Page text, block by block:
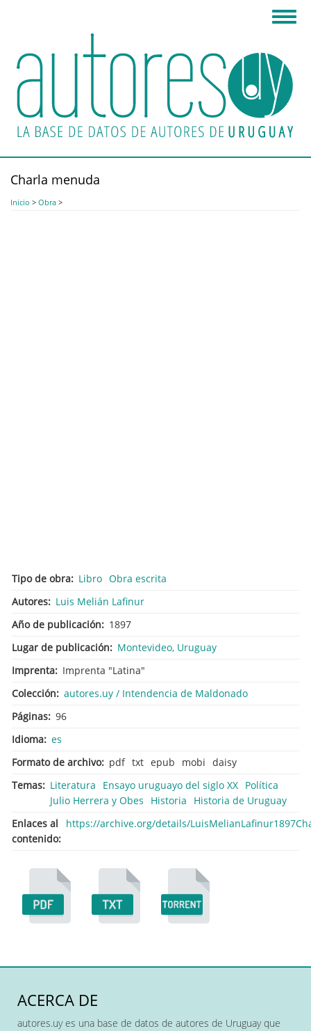
principal
Charla menuda
Inicio > Obra >
Tipo de obra Libro Obra escrita
Autores
Luis Melián Lafinur
Año de publicación
1897
Lugar de publicación
Montevideo, Uruguay
Imprenta
Imprenta "Latina"
Colección
autores.uy / Intendencia de Maldonado
Páginas 96
Idioma es
Formato de archivo
pdf txt epub mobi daisy
Temas
Literatura Ensayo uruguayo del siglo XX Política
Julio Herrera y Obes
Historia
Historia de Uruguay
Enlaces al
contenido
https://archive.org/details/
ACERCA DE
autores.uy es una base de datos de autores de Uruguay que